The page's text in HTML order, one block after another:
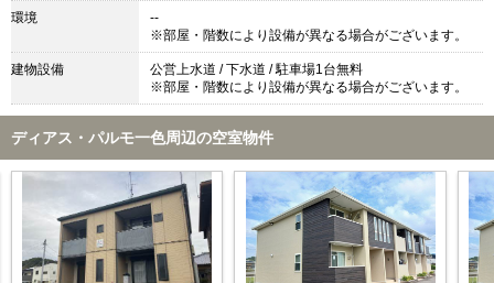
環境
--
※部屋・階数により設備が異なる場合がございます。
建物設備
公営上水道 / 下水道 / 駐車場1台無料
※部屋・階数により設備が異なる場合がございます。
ディアス・パルモ一色周辺の空室物件